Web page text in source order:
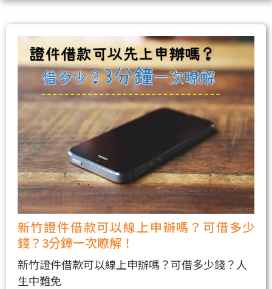
新竹證件借款可以線上申辦嗎？可借多少
錢？3分鐘一次瞭解！
新竹證件借款可以線上申辦嗎？可借多少錢？人
生中難免